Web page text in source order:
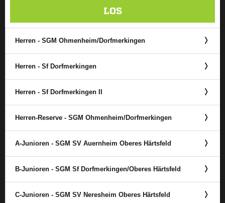
LOS
Herren - SGM Ohmenheim/​Dorfmerkingen
Herren - Sf Dorfmerkingen
Herren - Sf Dorfmerkingen II
Herren-Reserve - SGM Ohmenheim/​Dorfmerkingen
A-Junioren - SGM SV Auernheim Oberes Härtsfeld
B-Junioren - SGM Sf Dorfmerkingen/​Oberes Härtsfeld
C-Junioren - SGM SV Neresheim Oberes Härtsfeld